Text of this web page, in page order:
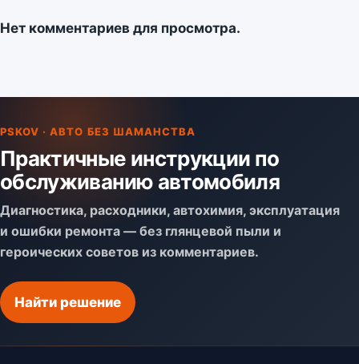
Нет комментариев для просмотра.
PSKOV · АВТО БЕЗ ШАМАНСТВА
Практичные инструкции по
обслуживанию автомобиля
Диагностика, расходники, автохимия, эксплуатация
и ошибки ремонта — без глянцевой пыли и
героических советов из комментариев.
Найти решение